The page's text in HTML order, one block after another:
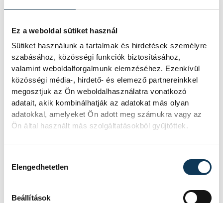
Ez a weboldal sütiket használ
Sütiket használunk a tartalmak és hirdetések személyre
szabásához, közösségi funkciók biztosításához,
valamint weboldalforgalmunk elemzéséhez. Ezenkívül
közösségi média-, hirdető- és elemező partnereinkkel
megosztjuk az Ön weboldalhasználatra vonatkozó
adatait, akik kombinálhatják az adatokat más olyan
adatokkal, amelyeket Ön adott meg számukra vagy az
Ön által használt más szolgáltatásokból gyűjtöttek.
Elengedhetetlen
Beállítások
Berecz Zsombor
SZERZŐ
vehir.hu